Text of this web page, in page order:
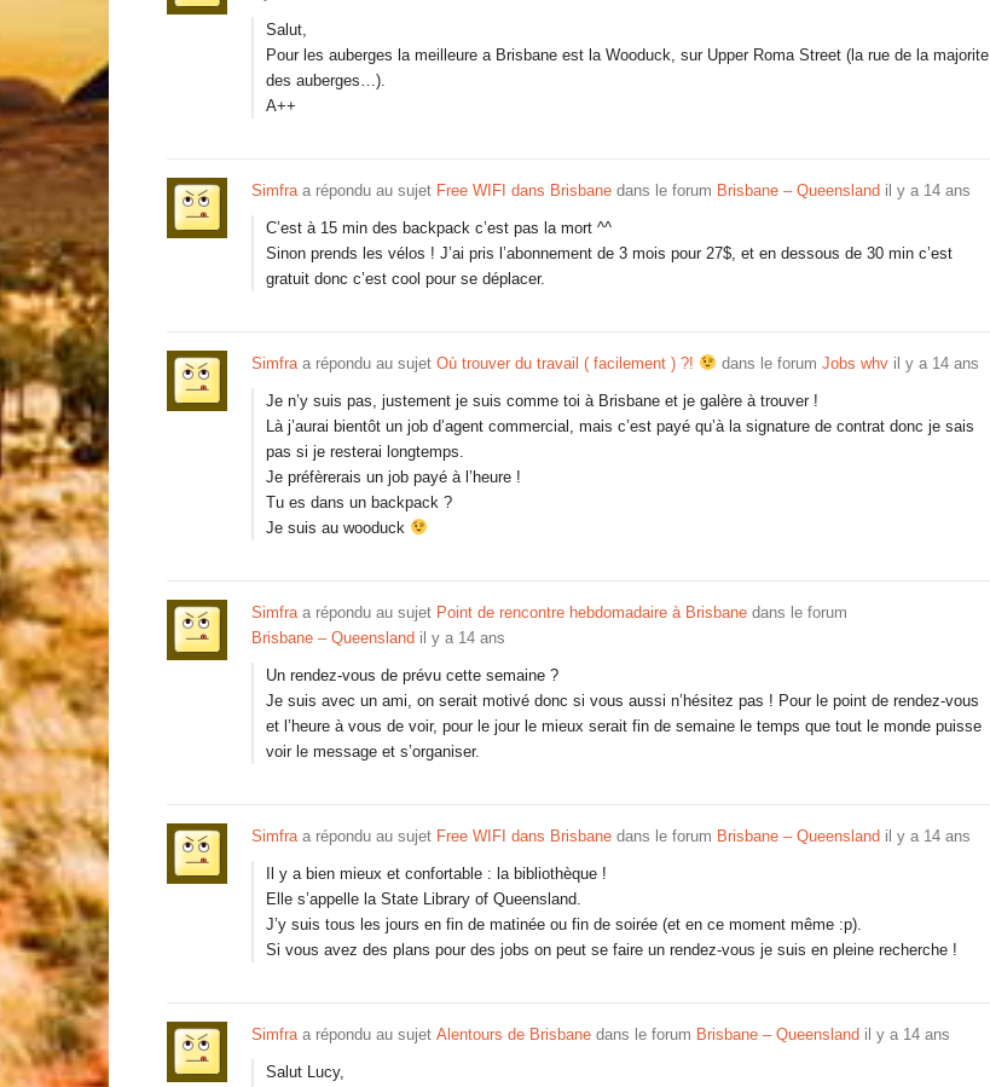
Salut,
Pour les auberges la meilleure a Brisbane est la Wooduck, sur Upper Roma Street (la rue de la majorite
des auberges…).
A++
Simfraa répondu au sujet Free WIFI dans Brisbane dans le forum Brisbane – Queensland il y a 14 ans
C’est à 15 min des backpack c’est pas la mort ^^
Sinon prends les vélos ! J’ai pris l’abonnement de 3 mois pour 27$, et en dessous de 30 min c’est
gratuit donc c’est cool pour se déplacer.
Simfraa répondu au sujet Où trouver du travail ( facilement ) ?! dans le forum Jobs whv il y a 14 ans
Je n’y suis pas, justement je suis comme toi à Brisbane et je galère à trouver !
Là j’aurai bientôt un job d’agent commercial, mais c’est payé qu’à la signature de contrat donc je sais
pas si je resterai longtemps.
Je préfèrerais un job payé à l’heure !
Tu es dans un backpack ?
Je suis au wooduck
Simfraa répondu au sujet Point de rencontre hebdomadaire à Brisbane dans le forum
Brisbane – Queensland il y a 14 ans
Un rendez-vous de prévu cette semaine ?
Je suis avec un ami, on serait motivé donc si vous aussi n’hésitez pas ! Pour le point de rendez-vous
et l’heure à vous de voir, pour le jour le mieux serait fin de semaine le temps que tout le monde puisse
voir le message et s’organiser.
Simfraa répondu au sujet Free WIFI dans Brisbane dans le forum Brisbane – Queensland il y a 14 ans
Il y a bien mieux et confortable : la bibliothèque !
Elle s’appelle la State Library of Queensland.
J’y suis tous les jours en fin de matinée ou fin de soirée (et en ce moment même :p).
Si vous avez des plans pour des jobs on peut se faire un rendez-vous je suis en pleine recherche !
Simfraa répondu au sujet Alentours de Brisbane dans le forum Brisbane – Queensland il y a 14 ans
Salut Lucy,